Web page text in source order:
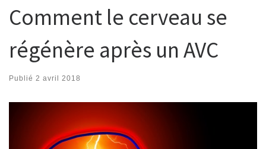
Comment le cerveau se
régénère après un AVC
Publié 2 avril 2018